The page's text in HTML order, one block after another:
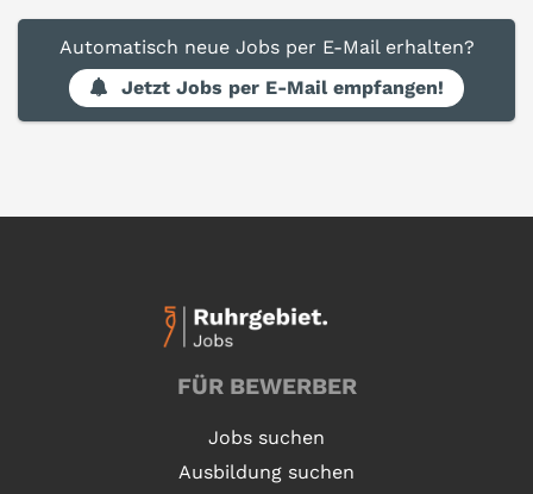
Automatisch neue Jobs per E-Mail erhalten?
Jetzt Jobs per E-Mail empfangen!
FÜR BEWERBER
Jobs suchen
Ausbildung suchen